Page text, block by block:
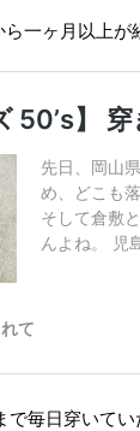
一ヶ月以上が
毎日穿いて